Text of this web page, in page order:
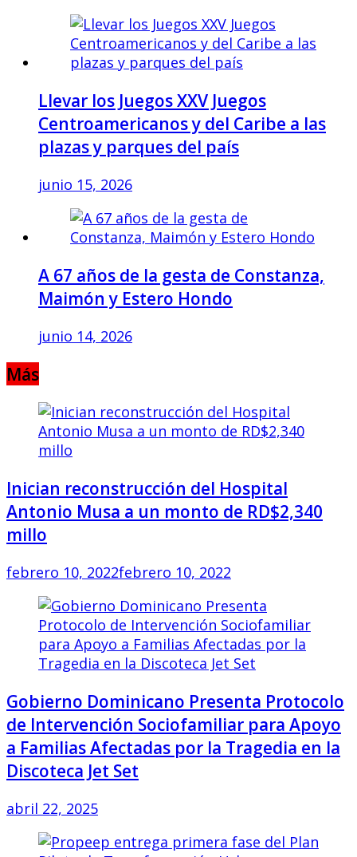
Llevar los Juegos XXV Juegos
Centroamericanos y del Caribe a las
plazas y parques del país
junio 15, 2026
A 67 años de la gesta de Constanza,
Maimón y Estero Hondo
junio 14, 2026
Más
Inician reconstrucción del Hospital
Antonio Musa a un monto de RD$2,340
millo
febrero 10, 2022febrero 10, 2022
Gobierno Dominicano Presenta Protocolo
de Intervención Sociofamiliar para Apoyo
a Familias Afectadas por la Tragedia en la
Discoteca Jet Set
abril 22, 2025